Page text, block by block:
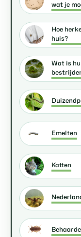
wat je
Hoe
huis?
Wat is
Emelten
Katten